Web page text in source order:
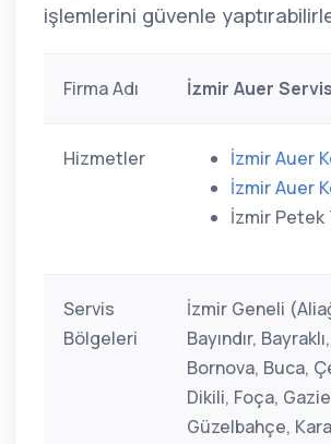
işlemlerini güvenle
Firma Adı İzmir Auer
Hizmetler
İzmir Auer
İzmir Auer
İzmir Petek
Servis
Bölgeleri
İzmir Geneli
Bayındır,
Bornova, Buca,
Dikili, Foça,
Güzelbahçe,